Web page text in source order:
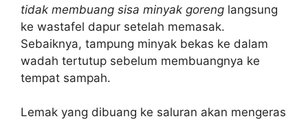
tidak membuang sisa minyak goreng langsung
ke wastafel dapur setelah memasak.
Sebaiknya, tampung minyak bekas ke dalam
wadah tertutup sebelum membuangnya ke
tempat sampah.
Lemak yang dibuang ke saluran akan mengeras